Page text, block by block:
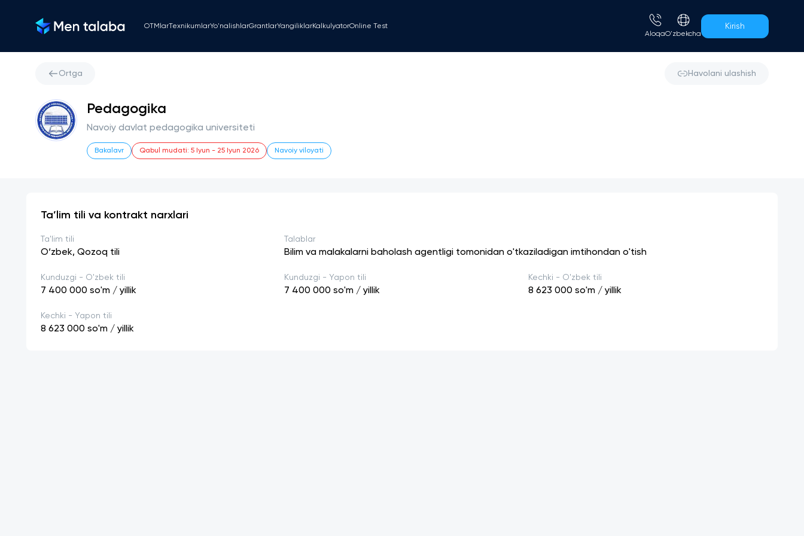
OTMlarTexnikumlarYo'nalishlarGrantlarYangiliklarKalkulyatorOnline Test
AloqaO'zbekcha
Kirish
Ortga Havolani ulashish
Pedagogika
Navoiy davlat pedagogika universiteti
Bakalavr Qabul mudati: 5 Iyun - 25 Iyun 2026 Navoiy viloyati
Ta’lim tili va kontrakt narxlari
Ta'lim tili
O‘zbek, Qozoq tili
Talablar
Bilim va malakalarni baholash agentligi tomonidan o'tkaziladigan imtihondan o'tish
Kunduzgi - O'zbek tili
7 400 000 so'm / yillik
Kunduzgi - Yapon tili
7 400 000 so'm / yillik
Kechki - O'zbek tili
8 623 000 so'm / yillik
Kechki - Yapon tili
8 623 000 so'm / yillik